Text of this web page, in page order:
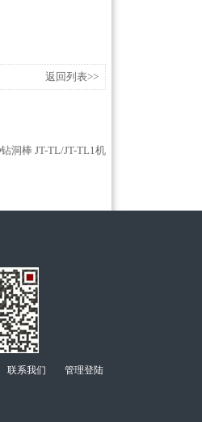
返回列表>>
洞棒 JT-TL/JT-TL1机
联系我们 管理登陆